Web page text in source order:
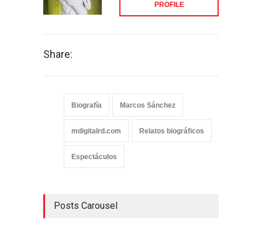
PROFILE
Share:
Biografía Marcos Sánchez
mdigitalrd.com Relatos biográficos
Espectáculos
Posts Carousel